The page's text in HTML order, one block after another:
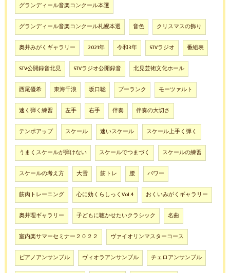
グランディール音楽コンクール本選
グランディール音楽コンクール札幌本選 音色 クリスマスの飾り
奥井みがくギャラリー 2021年 令和3年 STVラジオ 番組表
STV公開録音北見 STVラジオ公開録音 北見芸術文化ホール
西尾優希 東海千浪 坂口聡 プーランク モーツァルト
速く弾く練習 左手 右手 伴奏 伴奏の大切さ
テンポアップ スケール 速いスケール スケール上手く弾く
うまくスケールが弾けない スケールでつまづく スケールの練習
スケールの考え方 大雪 筋トレ 腰 パワー
筋肉トレーニング 心に効くらしっくVol.4 おくいみがくギャラリー
奥井理ギャラリー 子どもに聴かせたいクラシック 名曲
室内楽サマーセミナー２０２２ ヴァイオリンマスターコース
ピアノアンサンブル ヴィオラアンサンブル チェロアンサンブル